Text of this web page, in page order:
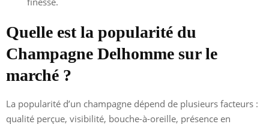
Quelle est la popularité du
Champagne Delhomme sur le
marché ?
La popularité d’un champagne dépend de plusieurs facteurs :
qualité perçue, visibilité, bouche-à-oreille, présence en